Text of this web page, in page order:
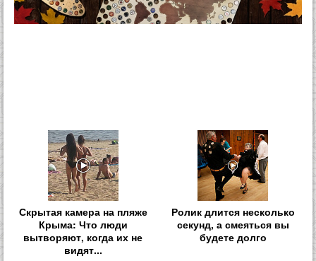
Скрытая камера на пляже
Крыма: Что люди
вытворяют, когда их не
видят...
Ролик длится несколько
секунд, а смеяться вы
будете долго